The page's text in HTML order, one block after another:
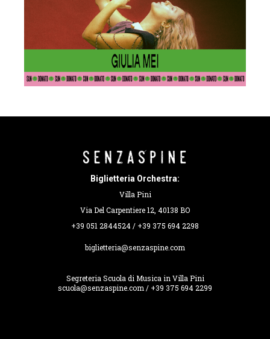
Biglietteria Orchestra:
Villa Pini
Via Del Carpentiere 12, 40138 BO
+39 051 2844524 / +39 375 694 2298
biglietteria@senzaspine.com
Segreteria Scuola di Musica in Villa Pini
scuola@senzaspine.com / +39 375 694 2299